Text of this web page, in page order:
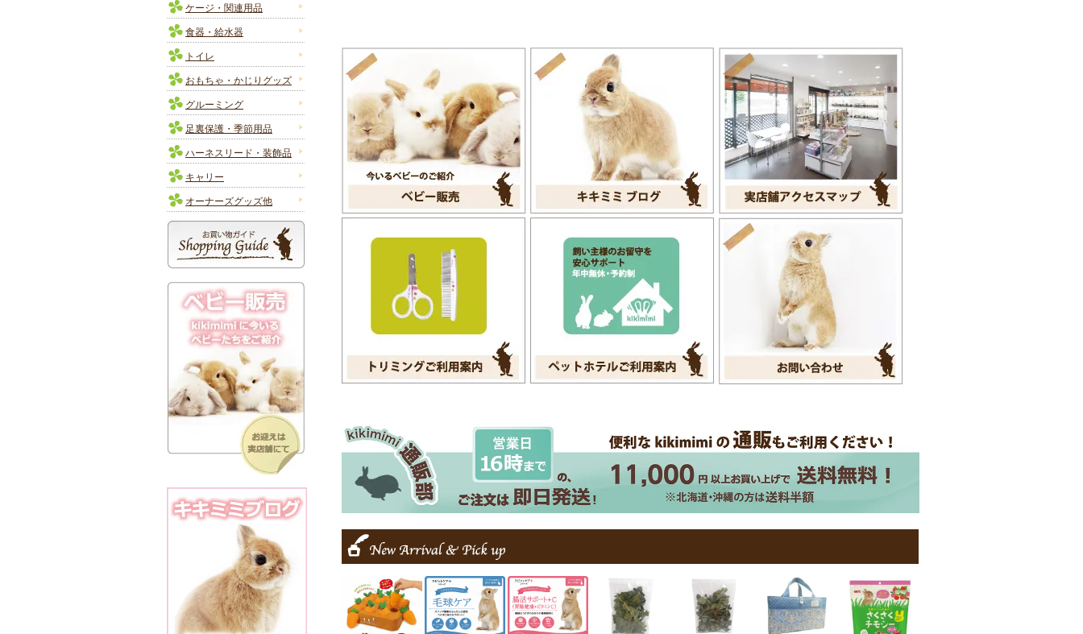
ケージ・関連用品
食器・給水器
トイレ
おもちゃ・かじりグッズ
グルーミング
足裏保護・季節用品
ハーネスリード・装飾品
キャリー
オーナーズグッズ他